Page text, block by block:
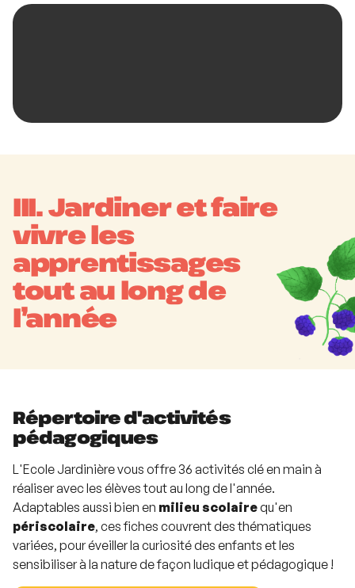
III. Jardiner et faire
vivre les
apprentissages
tout au long de
l’année
Répertoire d'activités
pédagogiques
L'Ecole Jardinière vous offre 36 activités clé en main à
réaliser avec les élèves tout au long de l'année.
Adaptables aussi bien en milieu scolairequ'en
périscolaire, ces fiches couvrent des thématiques
variées, pour éveiller la curiosité des enfants et les
sensibiliser à la nature de façon ludique et pédagogique !